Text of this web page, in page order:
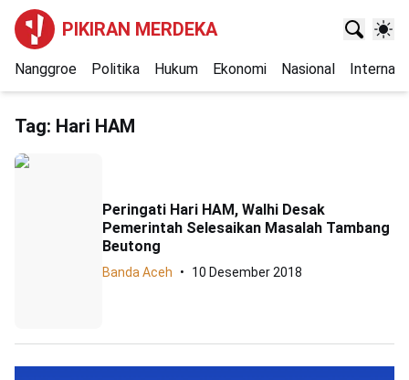
PIKIRAN MERDEKA
Nanggroe Politika Hukum Ekonomi Nasional
Tag: Hari HAM
Peringati Hari HAM, Walhi Desak
Pemerintah Selesaikan Masalah Tambang
Beutong
Banda Aceh 10 Desember 2018